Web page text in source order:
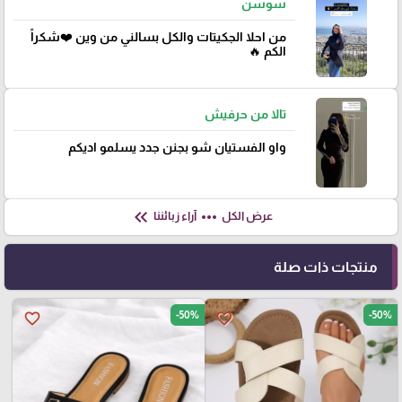
سوسن
من احلا الجكيتات والكل بسالني من وين ❤️شكراً
الكم 🔥
تالا من حرفيش
واو الفستيان شو بجنن جدد يسلمو اديكم
عرض الكل more_horiz آراء زبائننا keyboard_double_arrow_left
منتجات ذات صلة
favorite_border -50%
favorite_border -50%